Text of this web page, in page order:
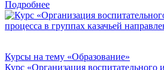
Подробнее
Курсы на тему «Образование»
Курс «Организация воспитательного